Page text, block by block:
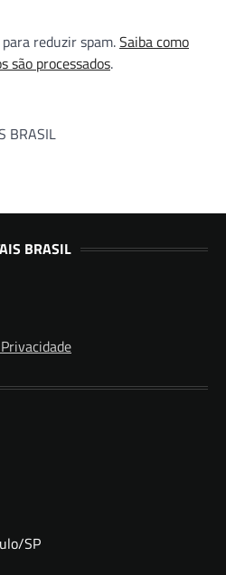
reduzir spam.Saiba como
são processados.
BRASIL
BRASIL
SP